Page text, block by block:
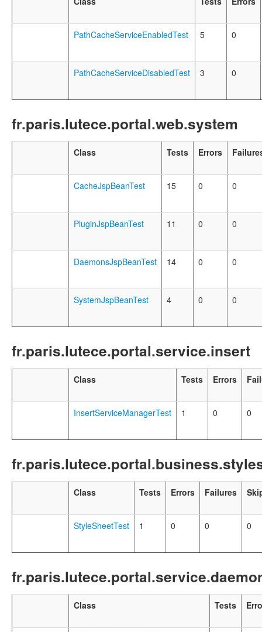
PathCacheServiceEnabledTest 5 0
PathCacheServiceDisabledTest 3 0
fr.paris.lutece.portal.web.system
Class Tests Errors
CacheJspBeanTest 15 0 0
PluginJspBeanTest 11 0 0
DaemonsJspBeanTest 14 0 0
SystemJspBeanTest 4 0 0
fr.paris.lutece.portal.service.insert
Class Tests Errors
InsertServiceManagerTest 1 0 0
Class Tests Errors Failures
StyleSheetTest 1 0 0 0
Class Tests